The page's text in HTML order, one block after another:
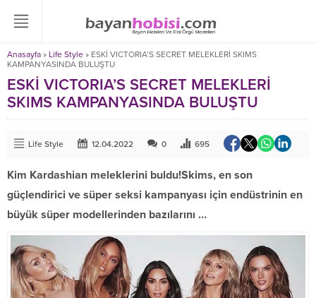
Anasayfa » Life Style » ESKİ VICTORIA’S SECRET MELEKLERİ SKIMS
KAMPANYASINDA BULUŞTU
ESKİ VICTORIA’S SECRET MELEKLERİ
SKIMS KAMPANYASINDA BULUŞTU
Life Style 12.04.2022 0 695
Kim Kardashian meleklerini buldu!Skims, en son
güçlendirici ve süper seksi kampanyası için endüstrinin en
büyük süper modellerinden bazılarını …